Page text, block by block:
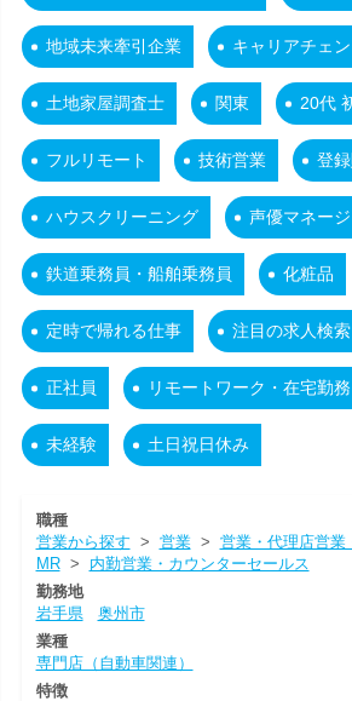
地域未来牽引企業 キャリアチェ
土地家屋調査士 関東 20代
フルリモート 技術営業 登
ハウスクリーニング 声優マネー
鉄道乗務員・船舶乗務員 化粧品
定時で帰れる仕事 注目の求人検
正社員 リモートワーク・在宅勤務
未経験 土日祝日休み
職種
営業から探す > 営業> 営業・代理店営業
MR> 内勤営業・カウンターセールス
勤務地
岩手県
奥州市
業種
専門店（自動車関連）
特徴